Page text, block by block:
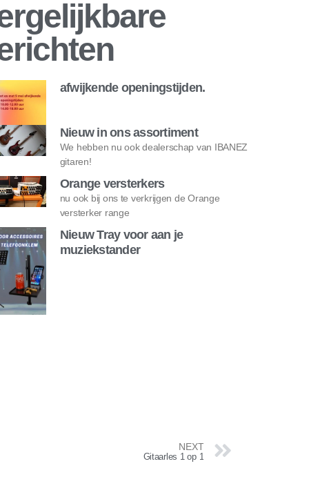
afwijkende openingstijden.
Nieuw in ons assortiment
We hebben nu ook dealerschap van IBANEZ
gitaren!
Orange versterkers
nu ook bij ons te verkrijgen de Orange
versterker range
Nieuw Tray voor aan je
muziekstander
NEXT
Gitaarles 1 op 1